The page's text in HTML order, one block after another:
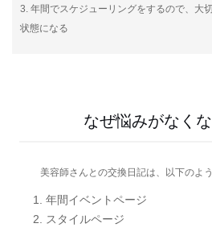
3. 年間でスケジューリングをするので、大
状態になる
なぜ悩みがなく
美容師さんとの交換日記は、以下のよ
年間イベントページ
スタイルページ